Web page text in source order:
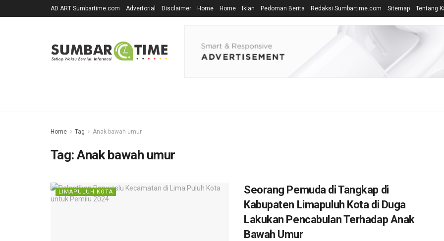
AD ART Sumbartime.com Advertorial Disclaimer Home Home Iklan Pedoman Berita Redaksi Sumbartime.com Sitemap Tentang
Home Tag Anak bawah umur
Tag:Anak bawah umur
LIMAPULUH KOTA
Seorang Pemuda di Tangkap di
Kabupaten Limapuluh Kota di Duga
Lakukan Pencabulan Terhadap Anak
Bawah Umur